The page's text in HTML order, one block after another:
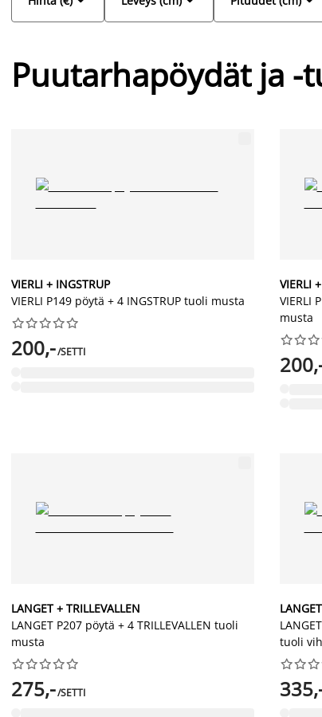
Puutarhapöydät ja
VIERLI + INGSTRUP
VIERLI P149 pöytä + 4 INGSTRUP tuoli musta






200,-/SETTI
VIERLI
VIERLI
musta




LANGET + TRILLEVALLEN
LANGET P207 pöytä + 4 TRILLEVALLEN tuoli
musta






275,-/SETTI
tuoli



